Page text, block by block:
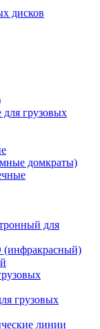
дисков
грузовых
домкраты)
для
(инфракрасный)
грузовых
линии